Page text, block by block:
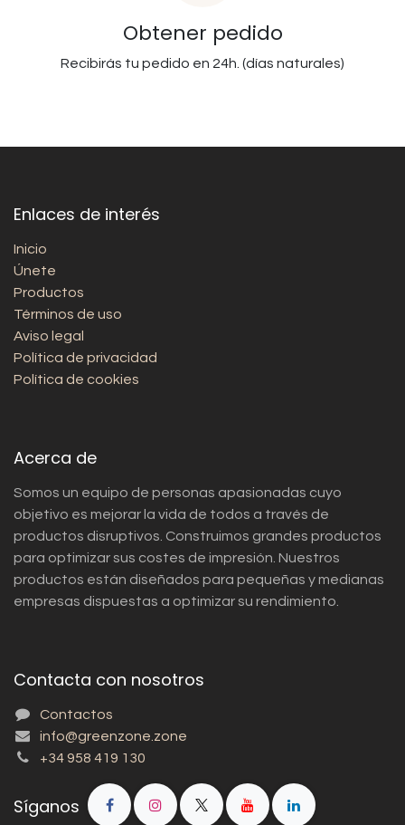
Obtener pedido
Recibirás tu pedido en 24h. (días naturales)
Enlaces de interés
Inicio
Únete
Productos
Términos de uso
Aviso legal
Política de privacidad
Política de cookies
Acerca de
Somos un equipo de personas apasionadas cuyo
objetivo es mejorar la vida de todos a través de
productos disruptivos. Construimos grandes productos
para optimizar sus costes de impresión. Nuestros
productos están diseñados para pequeñas y medianas
empresas dispuestas a optimizar su rendimiento.
Contacta con nosotros
Contactos
info@greenzone.zone
+34 958 419 130
Síganos